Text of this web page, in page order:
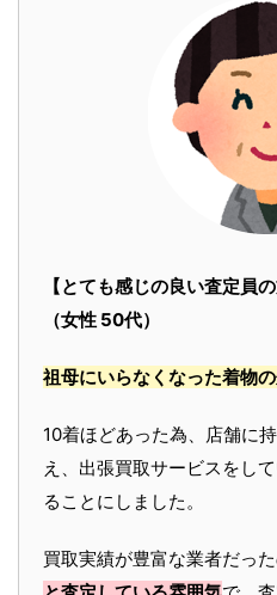
【とても感じの良い査定員の
（女性 50代）
祖母にいらなくなった着物
10着ほどあった為、店舗に
え、出張買取サービスをし
ることにしました。
買取実績が豊富な業者だった